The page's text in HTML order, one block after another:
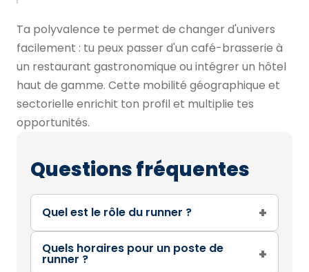
Ta polyvalence te permet de changer d'univers
facilement : tu peux passer d'un café-brasserie à
un restaurant gastronomique ou intégrer un hôtel
haut de gamme. Cette mobilité géographique et
sectorielle enrichit ton profil et multiplie tes
opportunités.
Questions fréquentes
Quel est le rôle du runner ? +
Quels horaires pour un poste de
runner ? +